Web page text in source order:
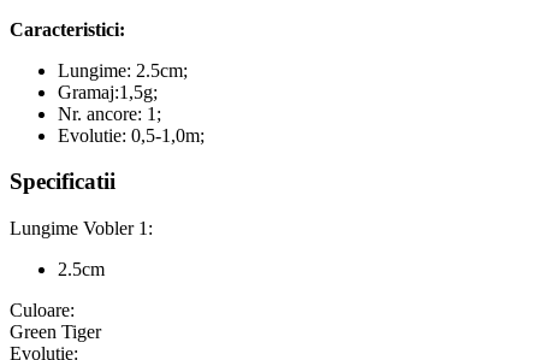
Caracteristici:
Lungime: 2.5cm;
Gramaj:1,5g;
Nr. ancore: 1;
Evolutie: 0,5-1,0m;
Specificatii
Lungime Vobler 1:
2.5cm
Culoare:
Green Tiger
Evolutie: